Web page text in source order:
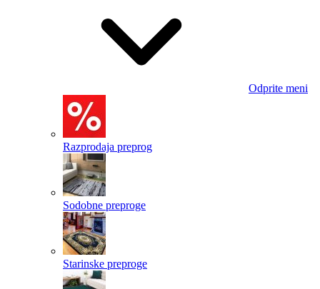
Odprite meni
Razprodaja preprog
Sodobne preproge
Starinske preproge